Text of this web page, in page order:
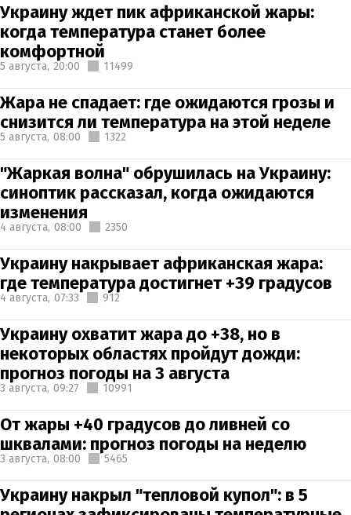
Украину ждет пик африканской жары:
когда температура станет более
комфортной
5 августа, 20:00 11499
Жара не спадает: где ожидаются грозы и
снизится ли температура на этой неделе
5 августа, 08:00 1322
"Жаркая волна" обрушилась на Украину:
синоптик рассказал, когда ожидаются
изменения
4 августа, 08:00 2350
Украину накрывает африканская жара:
где температура достигнет +39 градусов
4 августа, 07:33 912
Украину охватит жара до +38, но в
некоторых областях пройдут дожди:
прогноз погоды на 3 августа
3 августа, 09:27 10991
От жары +40 градусов до ливней со
шквалами: прогноз погоды на неделю
3 августа, 08:00 5465
Украину накрыл "тепловой купол": в 5